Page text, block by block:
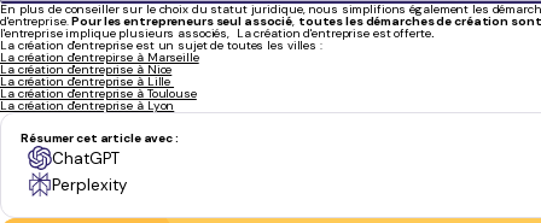
En plus de conseiller sur le choix du statut juridique, nous simplifions également les
d'entreprise.Pour les entrepreneurs seul associé, toutes les démarches de création
l'entreprise implique plusieurs associés, La création d'entreprise est offerte.
La création d'entreprise est un sujet de toutes les villes :
La création d'entrepirse à Marseille
La création d'entreprise à Nice
La création d'entreprise à Lille
La création d'entreprise à Toulouse
La création d'entreprise à Lyon
Résumer cet article avec :
ChatGPT
Perplexity